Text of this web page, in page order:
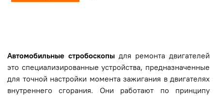
Автомобильные стробоскопы для ремонта двигателей
это специализированные устройства, предназначенные
для точной настройки момента зажигания в двигателях
внутреннего сгорания. Они работают по принципу